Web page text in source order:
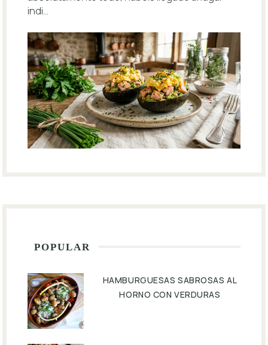
indi...
POPULAR
HAMBURGUESAS SABROSAS AL
HORNO CON VERDURAS